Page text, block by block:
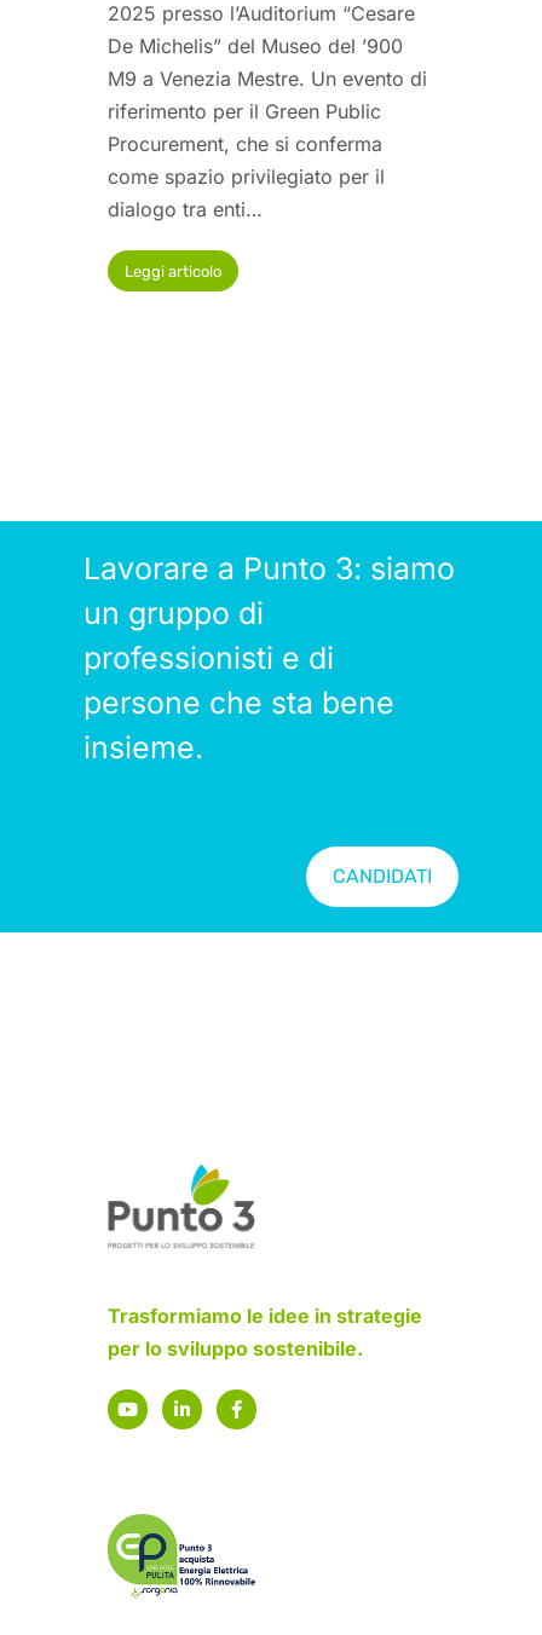
2025 presso l’Auditorium “Cesare
De Michelis” del Museo del ’900
M9 a Venezia Mestre. Un evento di
riferimento per il Green Public
Procurement, che si conferma
come spazio privilegiato per il
dialogo tra enti…
Leggi articolo
Lavorare a Punto 3: siamo
un gruppo di
professionisti e di
persone che sta bene
insieme.
CANDIDATI
Trasformiamo le idee in strategie
per lo sviluppo sostenibile.